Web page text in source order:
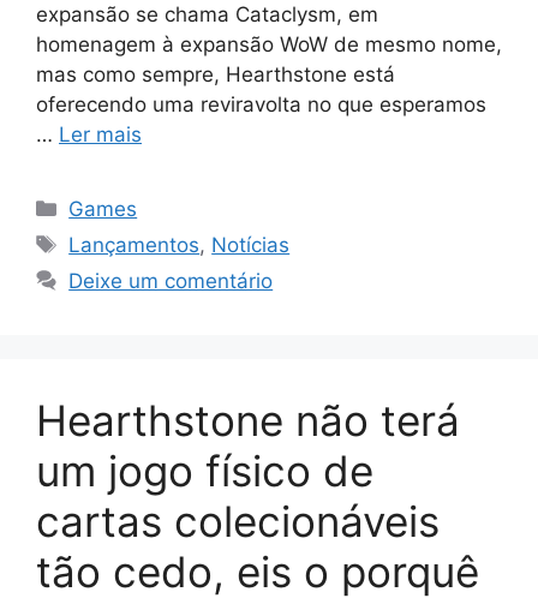
expansão se chama Cataclysm, em
homenagem à expansão WoW de mesmo nome,
mas como sempre, Hearthstone está
oferecendo uma reviravolta no que esperamos
… Ler mais
Categorias
Games
Tags
Lançamentos, Notícias
Deixe um comentário
Hearthstone não terá
um jogo físico de
cartas colecionáveis ​​
tão cedo, eis o porquê